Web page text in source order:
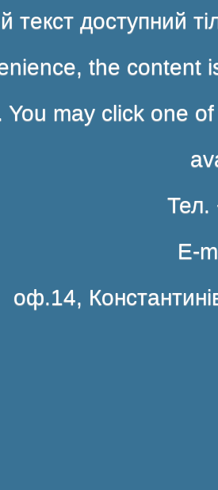
текст доступний
the content
You may click one
Тел.
E-
оф.14,